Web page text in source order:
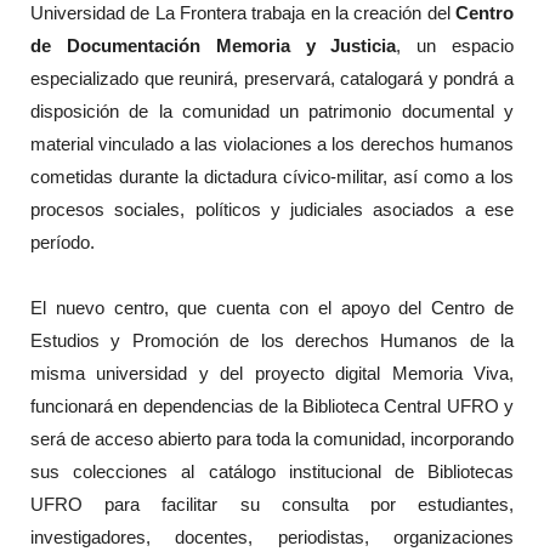
Universidad de La Frontera trabaja en la creación delCentro
de Documentación Memoria y Justicia, un espacio
especializado que reunirá, preservará, catalogará y pondrá a
disposición de la comunidad un patrimonio documental y
material vinculado a las violaciones a los derechos humanos
cometidas durante la dictadura cívico-militar, así como a los
procesos sociales, políticos y judiciales asociados a ese
período.
El nuevo centro, que cuenta con el apoyo del Centro de
Estudios y Promoción de los derechos Humanos de la
misma universidad y del proyecto digital Memoria Viva,
funcionará en dependencias de la Biblioteca Central UFRO y
será de acceso abierto para toda la comunidad, incorporando
sus colecciones al catálogo institucional de Bibliotecas
UFRO para facilitar su consulta por estudiantes,
investigadores, docentes, periodistas, organizaciones